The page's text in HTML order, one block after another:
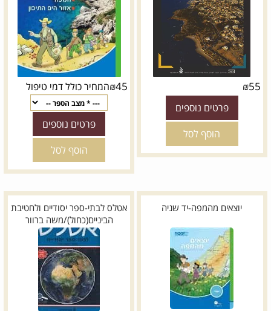
₪55
פרטים נוספים
הוסף לסל
₪45 המחיר כולל דמי טיפול
פרטים נוספים
הוסף לסל
יוצאים מהמפה-יד שניה
אטלס לבתי-ספר יסודיים ולחטיבת
הביניים(כחול)/משה ברוור